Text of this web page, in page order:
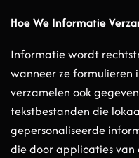
Hoe We Informatie
Informatie wordt
wanneer ze formulieren
verzamelen ook
tekstbestanden die
gepersonaliseerde
die door applicaties